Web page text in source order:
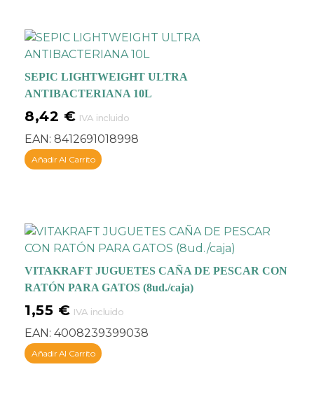
SEPIC LIGHTWEIGHT ULTRA
ANTIBACTERIANA 10L
8,42 € IVA incluido
EAN: 8412691018998
Añadir Al Carrito
VITAKRAFT JUGUETES CAÑA DE PESCAR CON
RATÓN PARA GATOS (8ud./caja)
1,55 € IVA incluido
EAN: 4008239399038
Añadir Al Carrito